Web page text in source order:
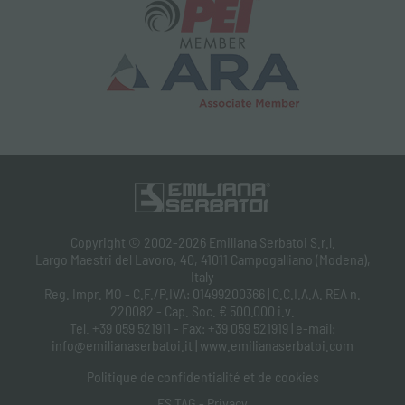
Copyright © 2002-2026 Emiliana Serbatoi S.r.l.
Largo Maestri del Lavoro, 40, 41011 Campogalliano (Modena),
Italy
Reg. Impr. MO - C.F./P.IVA: 01499200366 | C.C.I.A.A. REA n.
220082 - Cap. Soc. € 500.000 i.v.
Tel. +39 059 521911 - Fax: +39 059 521919 | e-mail:
info@emilianaserbatoi.it | www.emilianaserbatoi.com
Politique de confidentialité et de cookies